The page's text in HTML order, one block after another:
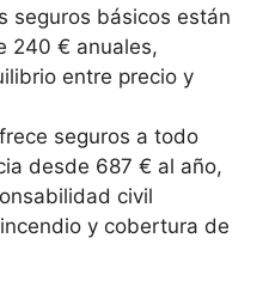
seguros básicos están
240 € anuales,
entre precio y
seguros a todo
desde 687 € al año,
civil
y cobertura de